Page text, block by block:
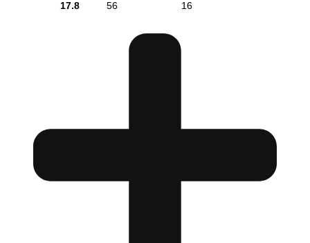
17.8
56 16